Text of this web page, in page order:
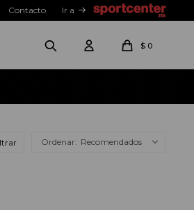
$ 0
Contacto Ir a
Recomendados